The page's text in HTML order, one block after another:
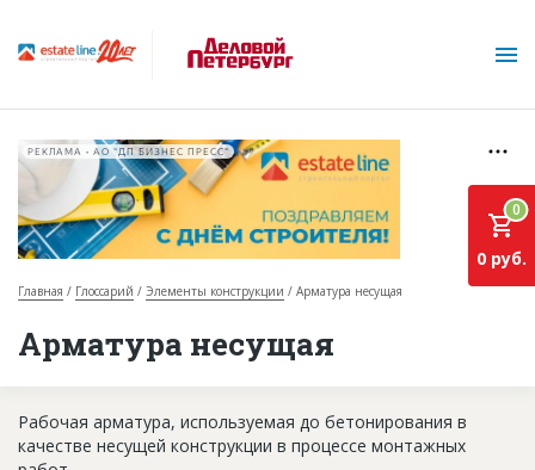
О проекте
База строящихся объектов
РЕКЛАМА • АО "ДП БИЗНЕС ПРЕСС"
Главная Глоссарий Элементы конструкции Арматура несущая
Арматура несущая
0
0 руб.
Рабочая арматура, используемая до бетонирования в
качестве несущей конструкции в процессе монтажных